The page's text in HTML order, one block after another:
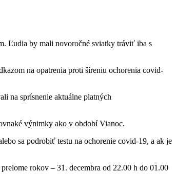
Ľudia by mali novoročné sviatky tráviť iba s
na opatrenia proti šíreniu ochorenia covid-
na sprísnenie aktuálne platných
výnimky ako v období Vianoc.
sa podrobiť testu na ochorenie covid-19, a ak je
rokov – 31. decembra od 22.00 h do 01.00